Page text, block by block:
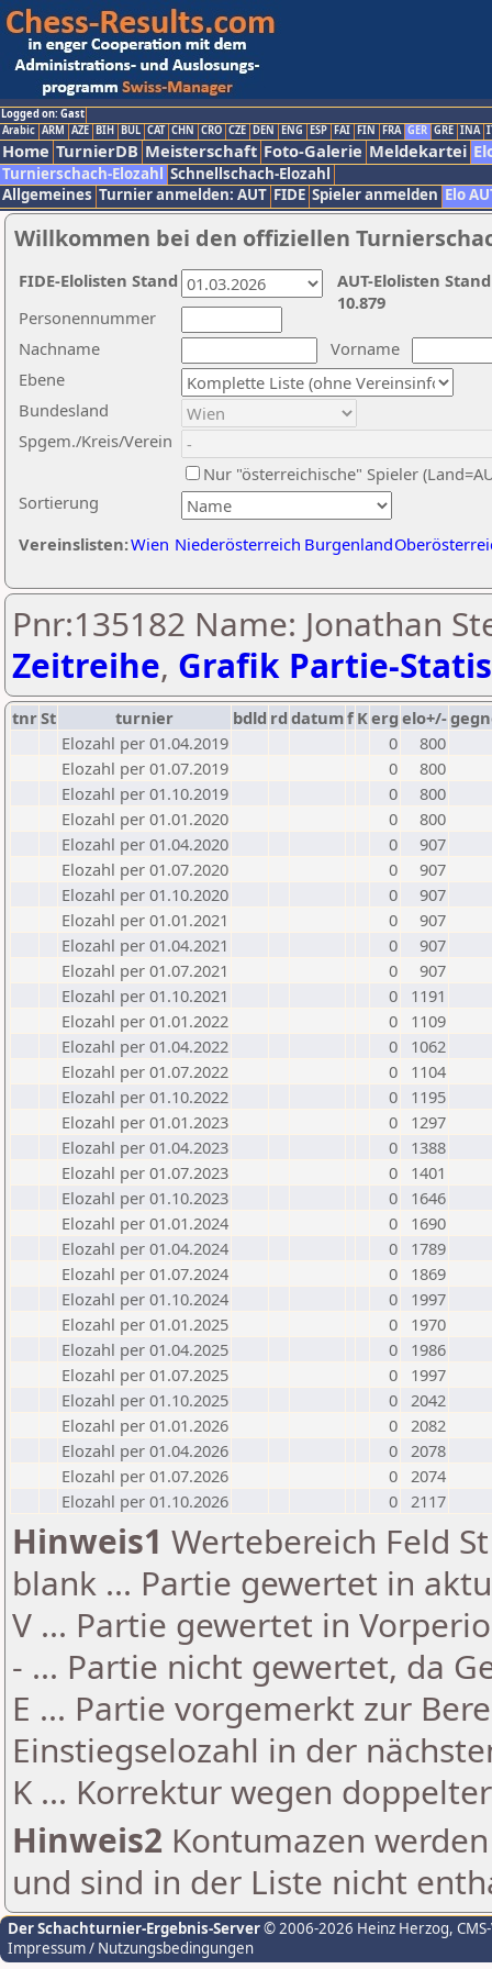
Logged on: Gast
Arabic ARM AZE BIH BUL CAT CHN CRO CZE DEN ENG ESP FAI FIN FRA GER GRE INA
Home TurnierDB Meisterschaft Foto-Galerie Meldekartei
Turnierschach-Elozahl Schnellschach-Elozahl
Allgemeines Turnier anmelden: AUT FIDE Spieler anmelden Elo
Willkommen bei den offiziellen
Nachname
Vorname
Ebene
Sortierung
Personennummer
Bundesland
Spgem./Kreis/Verein
Nur "österreichische" Spieler
Vereinslisten:Wien Niederösterreich Burgenland
AUT-Elolisten
10.879
FIDE-Elolisten Stand
Pnr:135182 Name: Jonathan
Zeitreihe, Grafik Partie-
tnrSt turnier bdld rd datumf Kerg elo+/-
Elozahl per 01.04.2019
0
800
Elozahl per 01.07.2019
0
800
Elozahl per 01.10.2019
0
800
Elozahl per 01.01.2020
0
800
Elozahl per 01.04.2020
0
907
Elozahl per 01.07.2020
0
907
Elozahl per 01.10.2020
0
907
Elozahl per 01.01.2021
0
907
Elozahl per 01.04.2021
0
907
Elozahl per 01.07.2021
0
907
Elozahl per 01.10.2021
0
1191
Elozahl per 01.01.2022
0
1109
Elozahl per 01.04.2022
0
1062
Elozahl per 01.07.2022
0
1104
Elozahl per 01.10.2022
0
1195
Elozahl per 01.01.2023
0
1297
Elozahl per 01.04.2023
0
1388
Elozahl per 01.07.2023
0
1401
Elozahl per 01.10.2023
0
1646
Elozahl per 01.01.2024
0
1690
Elozahl per 01.04.2024
0
1789
Elozahl per 01.07.2024
0
1869
Elozahl per 01.10.2024
0
1997
Elozahl per 01.01.2025
0
1970
Elozahl per 01.04.2025
0
1986
Elozahl per 01.07.2025
0
1997
Elozahl per 01.10.2025
0 2042
Elozahl per 01.01.2026
0 2082
Elozahl per 01.04.2026
0 2078
Elozahl per 01.07.2026
0 2074
Elozahl per 01.10.2026
0 2117
Hinweis1 Wertebereich Feld
blank ... Partie gewertet in
V ... Partie gewertet in
- ... Partie nicht gewertet, da
E ... Partie vorgemerkt zur
Einstiegselozahl in der
K ... Korrektur wegen
Hinweis2 Kontumazen
und sind in der Liste nicht
Der Schachturnier-Ergebnis-Server© 2006-2026 Heinz Herzog,
Impressum / Nutzungsbedingungen